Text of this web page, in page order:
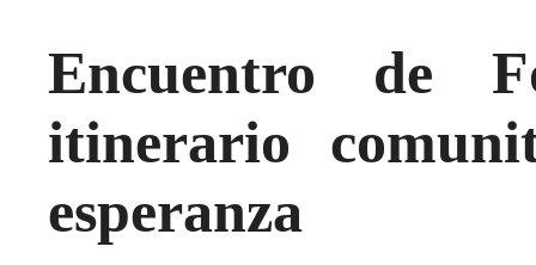
Encuentro de
itinerario
esperanza